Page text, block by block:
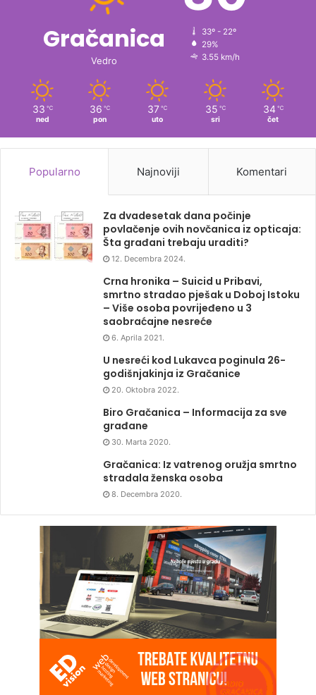
Gračanica
Vedro
33º - 22º
29%
3.55 km/h
33 ℃
ned
36 ℃
pon
37 ℃
uto
35 ℃
sri
34 ℃
čet
Popularno Najnoviji Komentari
Za dvadesetak dana počinje
povlačenje ovih novčanica iz opticaja:
Šta građani trebaju uraditi?
12. Decembra 2024.
Crna hronika – Suicid u Pribavi,
smrtno stradao pješak u Doboj Istoku
– Više osoba povrijeđeno u 3
saobraćajne nesreće
6. Aprila 2021.
U nesreći kod Lukavca poginula 26-
godišnjakinja iz Gračanice
20. Oktobra 2022.
Biro Gračanica – Informacija za sve
građane
30. Marta 2020.
Gračanica: Iz vatrenog oružja smrtno
stradala ženska osoba
8. Decembra 2020.